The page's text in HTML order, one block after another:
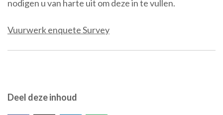
nodigen u van harte uit om deze in te vullen.
Vuurwerk enquete Survey
Deel deze inhoud